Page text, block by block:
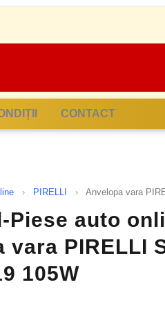
CONTACT
› PIRELLI › Anvelopa vara
auto
vara PIRELLI
105W